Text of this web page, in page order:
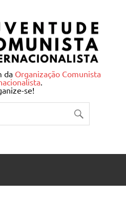
Comunista
da Organização Comunista
.
se!